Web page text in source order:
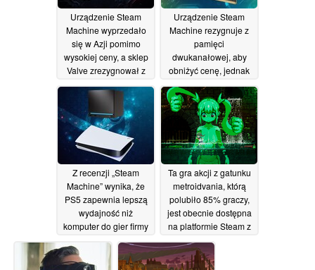
Urządzenie Steam
Machine wyprzedało
się w Azji pomimo
wysokiej ceny, a sklep
Valve zrezygnował z
24/06/2026
Urządzenie Steam
Machine rezygnuje z
pamięci
dwukanałowej, aby
obniżyć cenę, jednak
techniczne ograniczają
wydajność23/06/2026
Z recenzji „Steam
Machine” wynika, że
PS5 zapewnia lepszą
wydajność niż
komputer do gier firmy
23/06/2026
Ta gra akcji z gatunku
metroidvania, którą
polubiło 85% graczy,
jest obecnie dostępna
na platformie Steam z
18/06/2026